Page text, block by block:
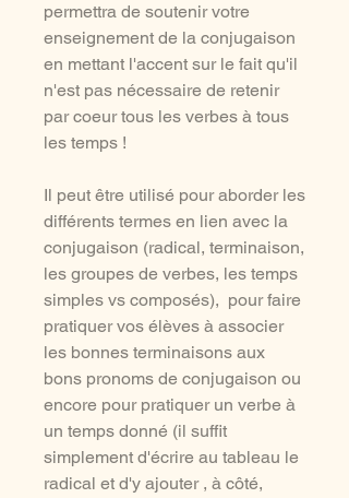
permettra de soutenir votre
enseignement de la conjugaison
en mettant l'accent sur le fait qu'il
n'est pas nécessaire de retenir
par coeur tous les verbes à tous
les temps !
Il peut être utilisé pour aborder les
différents termes en lien avec la
conjugaison (radical, terminaison,
les groupes de verbes, les temps
simples vs composés), pour faire
pratiquer vos élèves à associer
les bonnes terminaisons aux
bons pronoms de conjugaison ou
encore pour pratiquer un verbe à
un temps donné (il suffit
simplement d'écrire au tableau le
radical et d'y ajouter , à côté,